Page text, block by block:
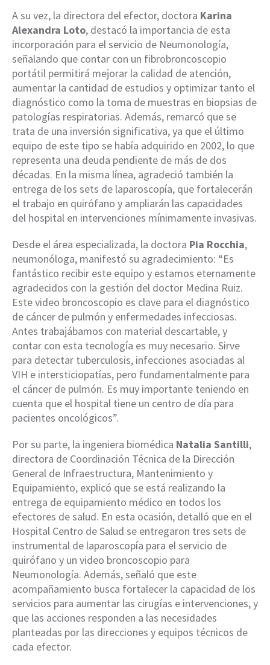
A su vez, la directora del efector, doctora Karina
Alexandra Loto, destacó la importancia de esta
incorporación para el servicio de Neumonología,
señalando que contar con un fibrobroncoscopio
portátil permitirá mejorar la calidad de atención,
aumentar la cantidad de estudios y optimizar tanto el
diagnóstico como la toma de muestras en biopsias de
patologías respiratorias. Además, remarcó que se
trata de una inversión significativa, ya que el último
equipo de este tipo se había adquirido en 2002, lo que
representa una deuda pendiente de más de dos
décadas. En la misma línea, agradeció también la
entrega de los sets de laparoscopía, que fortalecerán
el trabajo en quirófano y ampliarán las capacidades
del hospital en intervenciones mínimamente invasivas.
Desde el área especializada, la doctora Pia Rocchia,
neumonóloga, manifestó su agradecimiento: “Es
fantástico recibir este equipo y estamos eternamente
agradecidos con la gestión del doctor Medina Ruiz.
Este video broncoscopio es clave para el diagnóstico
de cáncer de pulmón y enfermedades infecciosas.
Antes trabajábamos con material descartable, y
contar con esta tecnología es muy necesario. Sirve
para detectar tuberculosis, infecciones asociadas al
VIH e intersticiopatías, pero fundamentalmente para
el cáncer de pulmón. Es muy importante teniendo en
cuenta que el hospital tiene un centro de día para
pacientes oncológicos”.
Por su parte, la ingeniera biomédica Natalia Santilli,
directora de Coordinación Técnica de la Dirección
General de Infraestructura, Mantenimiento y
Equipamiento, explicó que se está realizando la
entrega de equipamiento médico en todos los
efectores de salud. En esta ocasión, detalló que en el
Hospital Centro de Salud se entregaron tres sets de
instrumental de laparoscopía para el servicio de
quirófano y un video broncoscopio para
Neumonología. Además, señaló que este
acompañamiento busca fortalecer la capacidad de los
servicios para aumentar las cirugías e intervenciones, y
que las acciones responden a las necesidades
planteadas por las direcciones y equipos técnicos de
cada efector.